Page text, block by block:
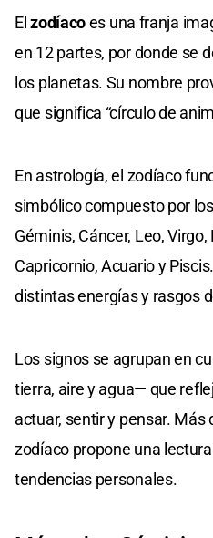
Elzodíacoes una franja
en 12 partes, por donde se
los planetas. Su nombre
que significa “círculo de
En astrología, el zodíaco
simbólico compuesto por
Géminis, Cáncer, Leo,
Capricornio, Acuario y
distintas energías y rasgos
Los signos se agrupan en
tierra, aire y agua— que
actuar, sentir y pensar. Más
zodíaco propone una
tendencias personales.